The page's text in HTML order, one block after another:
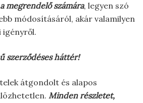
megrendelő számára, legyen szó
módosításáról, akár valamilyen
igényről.
szerződéses háttér!
átgondolt és alapos
Minden részletet,